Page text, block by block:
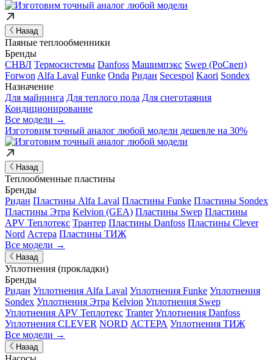
Назад
Паяные теплообменники
Бренды
СНВЛ Термосистемы Danfoss Машимпэкс Swep (РоСвеп)
Forwon Alfa Laval Funke Onda Ридан Secespol Kaori Sondex
Назначение
Для майнинга Для теплого пола Для снеготаяния
Кондиционирование
Все модели →
Изготовим точный аналог любой модели дешевле на 30%
Назад
Теплообменные пластины
Бренды
Ридан Пластины Alfa Laval Пластины Funke Пластины Sondex
Пластины Этра Kelvion (GEA) Пластины Swep Пластины
APV Теплотекс Трантер Пластины Danfoss Пластины Clever
Nord Астера Пластины ТИЖ
Все модели →
Назад
Уплотнения (прокладки)
Бренды
Ридан Уплотнения Alfa Laval Уплотнения Funke Уплотнения
Sondex Уплотнения Этра Kelvion Уплотнения Swep
Уплотнения APV Теплотекс Tranter Уплотнения Danfoss
Уплотнения CLEVER NORD АСТЕРА Уплотнения ТИЖ
Все модели →
Назад